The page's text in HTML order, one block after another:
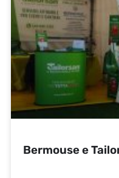
Bermouse e